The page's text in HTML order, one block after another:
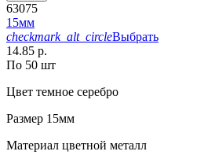
63075
15мм
checkmark_alt_circleВыбрать
14.85 р.
По 50 шт
Цвет темное серебро
Размер 15мм
Материал цветной металл